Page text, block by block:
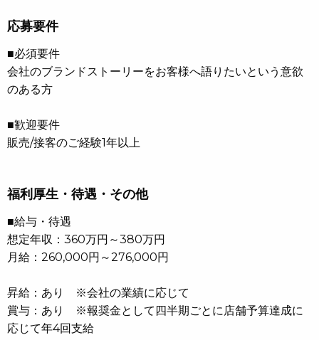
応募要件
■必須要件
会社のブランドストーリーをお客様へ語りたいという意欲
のある方
■歓迎要件
販売/接客のご経験1年以上
福利厚生・待遇・その他
■給与・待遇
想定年収：360万円～380万円
月給：260,000円～276,000円
昇給：あり ※会社の業績に応じて
賞与：あり ※報奨金として四半期ごとに店舗予算達成に
応じて年4回支給